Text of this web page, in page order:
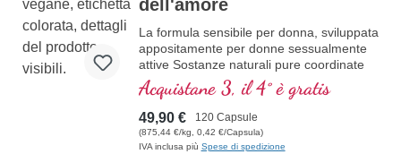
dell'amore
La formula sensibile per donna, sviluppata
appositamente per donne sessualmente
attive Sostanze naturali pure coordinate
per sostenere la tua femminilità.
Acquistane 3, il 4° è gratis
49,90 € 120 Capsule
(875,44 €/kg, 0,42 €/Capsula)
IVA inclusa più Spese di spedizione